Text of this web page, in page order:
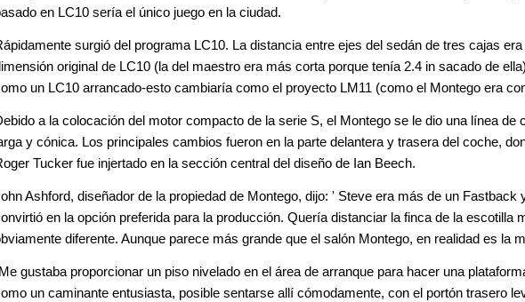
en LC10 sería el único juego en la ciudad.
surgió del programa LC10. La distancia entre ejes del sedán de tres cajas
original de LC10 (la del maestro era más corta porque tenía 2.4 in sacado de
un LC10 arrancado-esto cambiaría como el proyecto LM11 (como el Montego era
a la colocación del motor compacto de la serie S, el Montego se le dio una línea de
y cónica. Los principales cambios fueron en la parte delantera y trasera del coche,
Tucker fue injertado en la sección central del diseño de Ian Beech.
Ashford, diseñador de la propiedad de Montego, dijo: ' Steve era más de un
en la opción preferida para la producción. Quería distanciar la finca de la escotilla
diferente. Aunque parece más grande que el salón Montego, en realidad es la
gustaba proporcionar un piso nivelado en el área de arranque para hacer una
un caminante entusiasta, posible sentarse allí cómodamente, con el portón trasero